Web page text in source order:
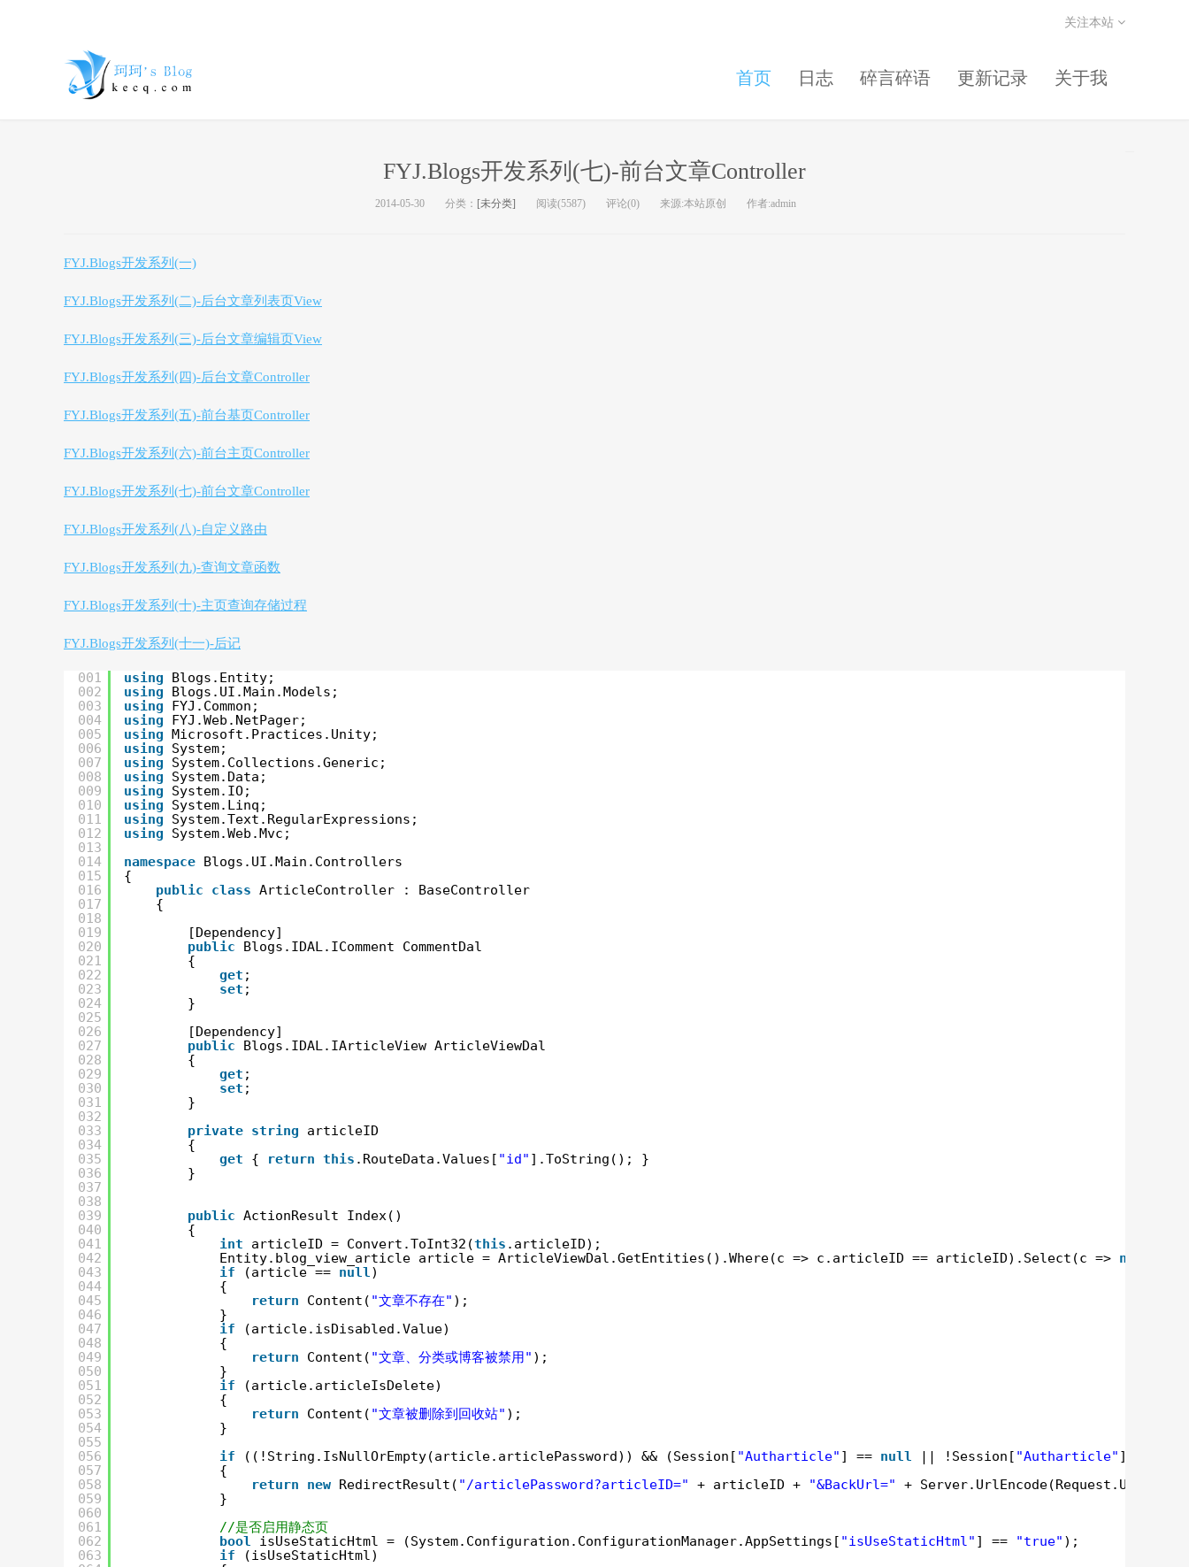
博客 - 一个
程序猿的个
人网站
首页 日志 碎言碎语 更新记录 关于我
关注本站
FYJ.Blogs开发系列(七)-前台文章Controller
2014-05-30 分类： [未分类] 阅读(5587) 评论(0) 来源:本站原创 作者:admin
FYJ.Blogs开发系列(一)
FYJ.Blogs开发系列(二)-后台文章列表页View
FYJ.Blogs开发系列(三)-后台文章编辑页View
FYJ.Blogs开发系列(四)-后台文章Controller
FYJ.Blogs开发系列(五)-前台基页Controller
FYJ.Blogs开发系列(六)-前台主页Controller
FYJ.Blogs开发系列(七)-前台文章Controller
FYJ.Blogs开发系列(八)-自定义路由
FYJ.Blogs开发系列(九)-查询文章函数
FYJ.Blogs开发系列(十)-主页查询存储过程
FYJ.Blogs开发系列(十一)-后记
001
002
003
004
005
006
007
008
009
010
011
012
013
014
015
016
017
018
019
020
021
022
023
024
025
026
027
028
029
030
031
032
033
034
035
036
037
038
039
040
041
042
043
044
045
046
047
048
049
050
051
052
053
054
055
056
057
058
059
060
061
062
063
using
Blogs.Entity;
using
Blogs.UI.Main.Models;
using
FYJ.Common;
using
FYJ.Web.NetPager;
using Microsoft.Practices.Unity;
using
System;
using
System.Collections.Generic;
using
System.Data;
using
System.IO;
using
System.Linq;
using
System.Text.RegularExpressions;
using
System.Web.Mvc;
namespace Blogs.UI.Main.Controllers
{
public
class ArticleController : BaseController
{
[Dependency]
public
Blogs.IDAL.IComment CommentDal
{
get ;
set ;
}
[Dependency]
public
Blogs.IDAL.IArticleView ArticleViewDal
{
get ;
set ;
}
private string
articleID
{
get
{ return this .RouteData.Values[ "id" ].ToString(); }
}
public ActionResult Index()
{
int
articleID = Convert.ToInt32(this .articleID);
Entity.blog_view_article article = ArticleViewDal.GetEntities().Where(c => c.articleID == articleID).Select(c => new
if
(article == null)
{
return
Content( "文章不存在" );
}
if
(article.isDisabled.Value)
{
return
Content( "文章、分类或博客被禁用" );
}
if
(article.articleIsDelete)
{
return
Content( "文章被删除到回收站" );
}
if
((!String.IsNullOrEmpty(article.articlePassword)) && (Session[ "Autharticle" ] == null || !Session[ "Autharticle"
{
return
new RedirectResult( "/articlePassword?articleID=" + articleID + "&BackUrl="
+
}
//是否启用静态页
bool
isUseStaticHtml = (System.Configuration.ConfigurationManager.AppSettings[ "isUseStaticHtml" ] == "true" );
if
(isUseStaticHtml)